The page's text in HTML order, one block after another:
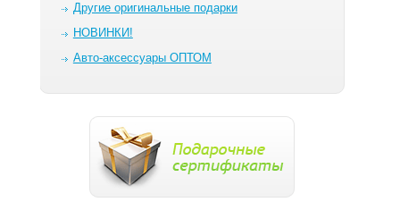
Другие оригинальные подарки
НОВИНКИ!
Авто-аксессуары ОПТОМ